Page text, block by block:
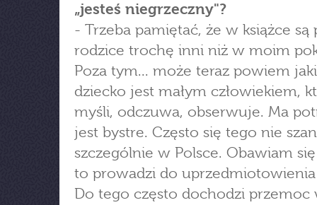
„jesteś niegrzeczny"?
- Trzeba pamiętać, że w książce są
rodzice trochę inni niż w moim
Poza tym... może teraz powiem
dziecko jest małym człowiekiem,
myśli, odczuwa, obserwuje. Ma
jest bystre. Często się tego nie
szczególnie w Polsce. Obawiam
to prowadzi do uprzedmiotowienia
Do tego często dochodzi przemoc